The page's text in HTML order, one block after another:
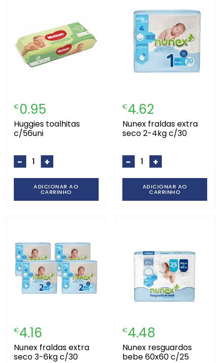
€0.95
huggies toalhitas
c/56uni
- +
ADICIONAR AO
CARRINHO
€4.62
nunex fraldas extra
seco 2-4kg c/30
- +
ADICIONAR AO
CARRINHO
€4.16
nunex fraldas extra
seco 3-6kg c/30
€4.48
nunex resguardos
bebe 60x60 c/25